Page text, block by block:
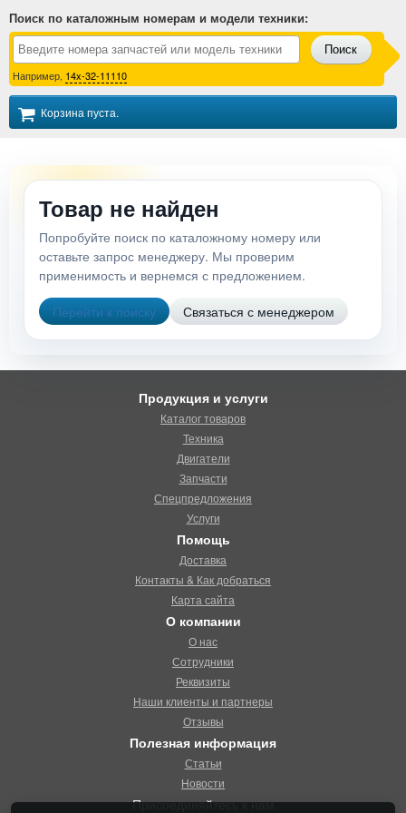
Поиск по каталожным номерам и модели техники:
Поиск
Например, 14x-32-11110
Корзина пуста.
Товар не найден
Попробуйте поиск по каталожному номеру или
оставьте запрос менеджеру. Мы проверим
применимость и вернемся с предложением.
Перейти к поиску
Связаться с менеджером
Продукция и услуги
Каталог товаров
Техника
Двигатели
Запчасти
Спецпредложения
Услуги
Помощь
Доставка
Контакты & Как добраться
Карта сайта
О компании
О нас
Сотрудники
Реквизиты
Наши клиенты и партнеры
Отзывы
Полезная информация
Статьи
Новости
Присоединяйтесь к нам